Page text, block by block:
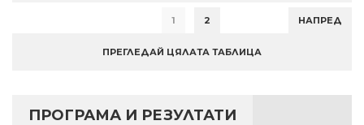
1 2 НАПРЕД
ПРЕГЛЕДАЙ ЦЯЛАТА ТАБЛИЦА
ПРОГРАМА И РЕЗУЛТАТИ